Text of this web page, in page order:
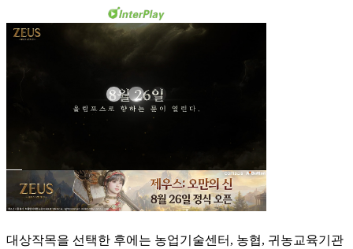
대상작목을 선택한 후에는 농업기술센터, 농협, 귀농교육기관